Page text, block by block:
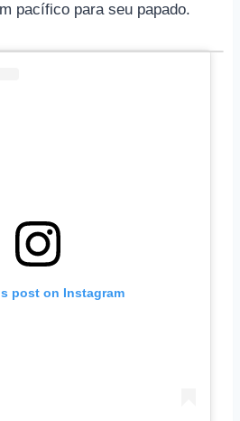
pacífico para seu papado.
post on Instagram